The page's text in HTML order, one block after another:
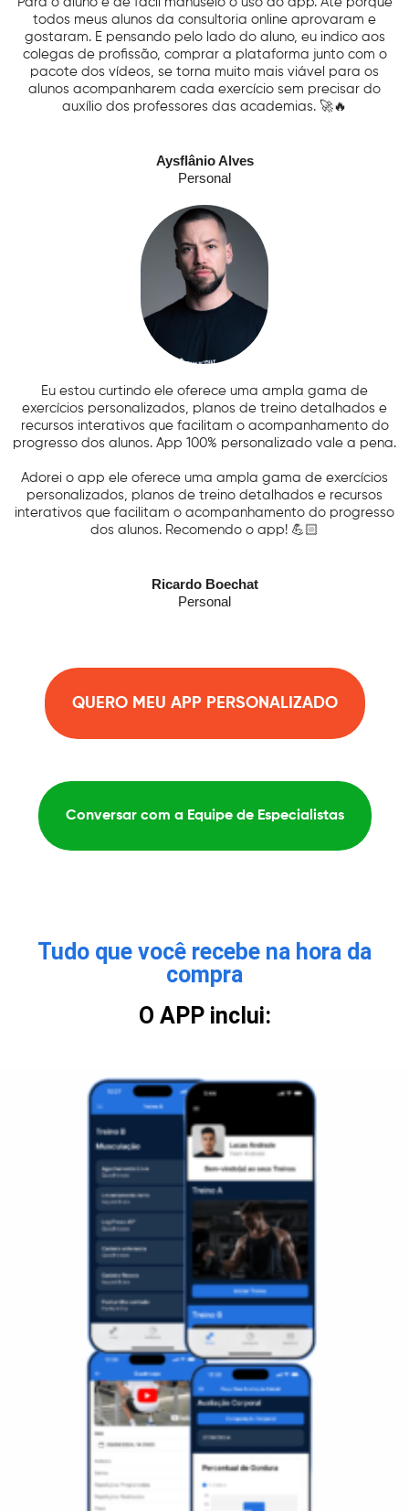
todos meus alunos da consultoria online aprovaram e
gostaram. E pensando pelo lado do aluno, eu indico aos
colegas de profissão, comprar a plataforma junto com o
pacote dos vídeos, se torna muito mais viável para os
alunos acompanharem cada exercício sem precisar do
auxílio dos professores das academias. 🚀🔥
Aysflânio Alves
Personal
Eu estou curtindo ele oferece uma ampla gama de
exercícios personalizados, planos de treino detalhados e
recursos interativos que facilitam o acompanhamento do
progresso dos alunos. App 100% personalizado vale a pena.
Adorei o app ele oferece uma ampla gama de exercícios
personalizados, planos de treino detalhados e recursos
interativos que facilitam o acompanhamento do progresso
dos alunos. Recomendo o app! 💪🏻
Ricardo Boechat
Personal
QUERO MEU APP PERSONALIZADO
Conversar com a Equipe de Especialistas
Tudo que você recebe na hora da
compra
O APP inclui: